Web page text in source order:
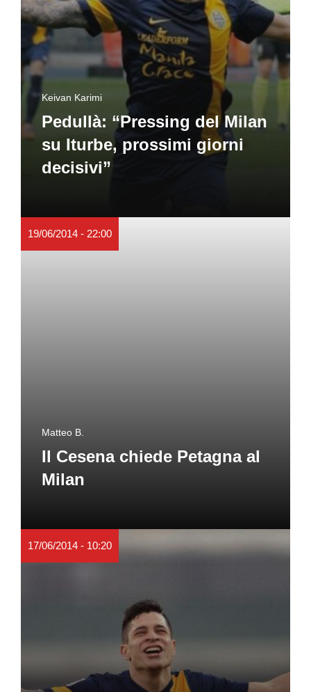
Keivan Karimi
Pedullà: “Pressing del Milan
su Iturbe, prossimi giorni
decisivi”
19/06/2014 - 22:00
Matteo B.
Il Cesena chiede Petagna al
Milan
17/06/2014 - 10:20